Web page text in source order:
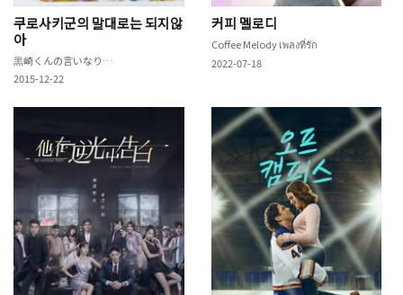
쿠로사키군의 말대로는 되지않
아
黒崎くんの言いなりになんてならない
2015-12-22
커피 멜로디
Coffee Melody เพลงที่รัก
2022-07-18